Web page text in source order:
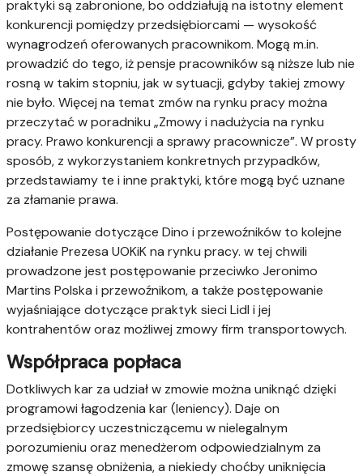
praktyki są zabronione, bo oddziałują na istotny element
konkurencji pomiędzy przedsiębiorcami — wysokość
wynagrodzeń oferowanych pracownikom. Mogą m.in.
prowadzić do tego, iż pensje pracowników są niższe lub nie
rosną w takim stopniu, jak w sytuacji, gdyby takiej zmowy
nie było. Więcej na temat zmów na rynku pracy można
przeczytać w poradniku „Zmowy i nadużycia na rynku
pracy. Prawo konkurencji a sprawy pracownicze”. W prosty
sposób, z wykorzystaniem konkretnych przypadków,
przedstawiamy te i inne praktyki, które mogą być uznane
za złamanie prawa.
Postępowanie dotyczące Dino i przewoźników to kolejne
działanie Prezesa UOKiK na rynku pracy. w tej chwili
prowadzone jest postępowanie przeciwko Jeronimo
Martins Polska i przewoźnikom, a także postępowanie
wyjaśniające dotyczące praktyk sieci Lidl i jej
kontrahentów oraz możliwej zmowy firm transportowych.
Współpraca popłaca
Dotkliwych kar za udział w zmowie można uniknąć dzięki
programowi łagodzenia kar (leniency). Daje on
przedsiębiorcy uczestniczącemu w nielegalnym
porozumieniu oraz menedżerom odpowiedzialnym za
zmowę szansę obniżenia, a niekiedy choćby uniknięcia